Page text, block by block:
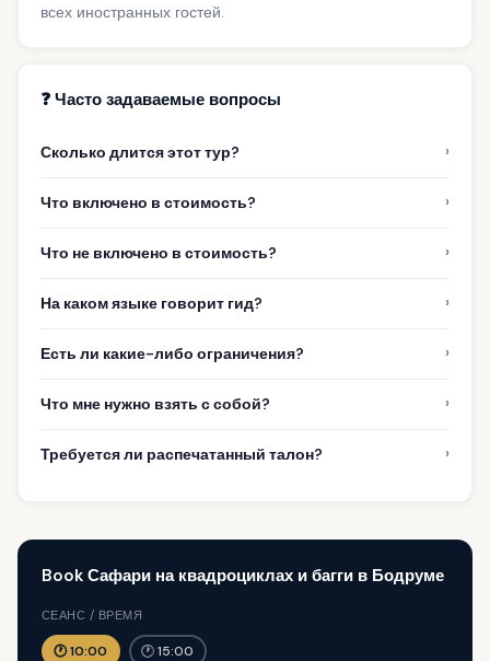
всех иностранных гостей.
❓ Часто задаваемые вопросы
Сколько длится этот тур? ›
Что включено в стоимость? ›
Что не включено в стоимость? ›
На каком языке говорит гид? ›
Есть ли какие-либо ограничения? ›
Что мне нужно взять с собой? ›
Требуется ли распечатанный талон? ›
Book Сафари на квадроциклах и багги в Бодруме
СЕАНС / ВРЕМЯ
🕐 10:00 🕐 15:00